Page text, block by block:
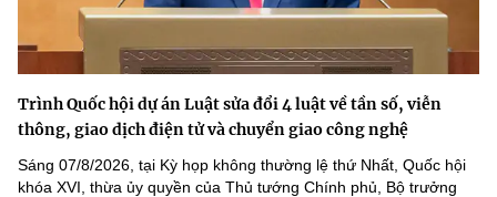
Trình Quốc hội dự án Luật sửa đổi 4 luật về tần số, viễn
thông, giao dịch điện tử và chuyển giao công nghệ
Sáng 07/8/2026, tại Kỳ họp không thường lệ thứ Nhất, Quốc hội
khóa XVI, thừa ủy quyền của Thủ tướng Chính phủ, Bộ trưởng